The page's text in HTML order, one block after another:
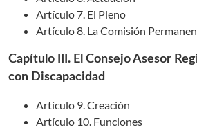
Artículo 7. El Pleno
Artículo 8. La Comisión
Capítulo III. El Consejo Asesor
con Discapacidad
Artículo 9. Creación
Artículo 10. Funciones